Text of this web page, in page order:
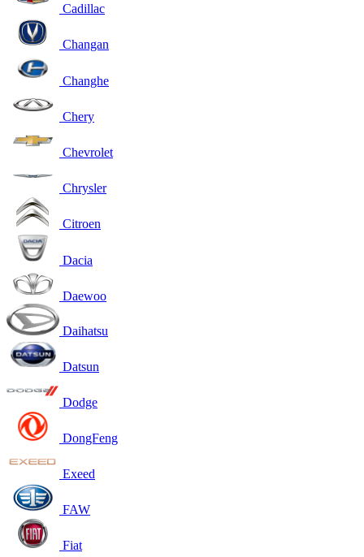
Cadillac
Changan
Changhe
Chery
Chevrolet
Chrysler
Citroen
Dacia
Daewoo
Daihatsu
Datsun
Dodge
DongFeng
Exeed
FAW
Fiat